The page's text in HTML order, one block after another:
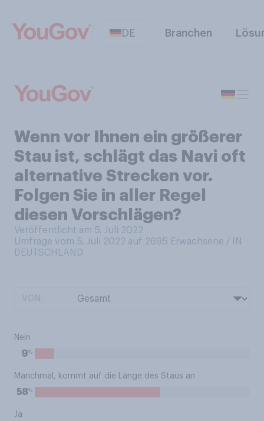
DE Branchen
Wenn vor Ihnen ein größerer
Stau ist, schlägt das Navi oft
alternative Strecken vor.
Folgen Sie in aller Regel
diesen Vorschlägen?
Veröffentlicht am 5. Juli 2022
Umfrage vom 5. Juli 2022 auf 2695 Erwachsene / IN
DEUTSCHLAND
Nein
9%
Manchmal, kommt auf die Länge des Staus an
58%
Ja